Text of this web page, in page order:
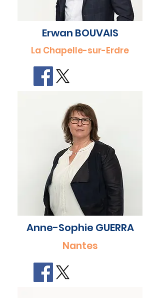
Erwan BOUVAIS
La Chapelle-sur-Erdre
Anne-Sophie GUERRA
Nantes